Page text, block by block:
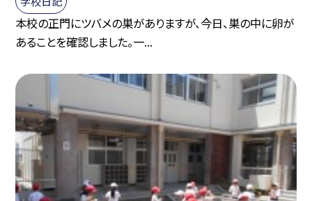
本校の正門にツバメの巣がありますが、今日、巣の中に卵が
あることを確認しました。一...